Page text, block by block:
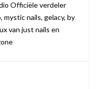
Officiële verdeler
mystic nails, gelacy, by
van just nails en